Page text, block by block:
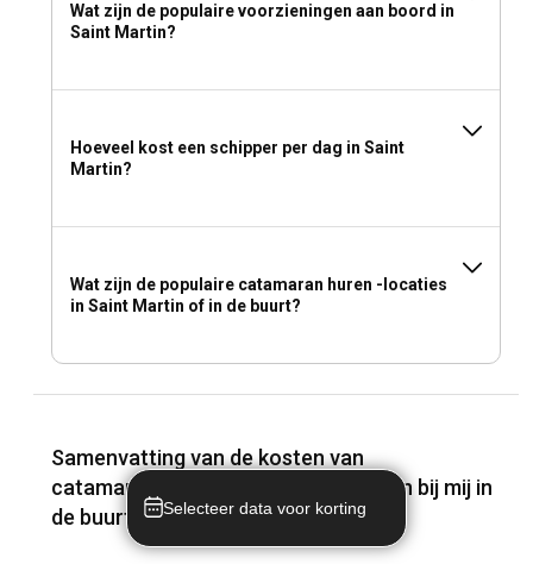
Wat zijn de populaire voorzieningen aan boord in
Saint Martin?
Hoeveel kost een schipper per dag in Saint
Martin?
Wat zijn de populaire catamaran huren -locaties
in Saint Martin of in de buurt?
Samenvatting van de kosten van
catamarancharters in Saint Martin en bij mij in
de buurt
Selecteer data voor korting